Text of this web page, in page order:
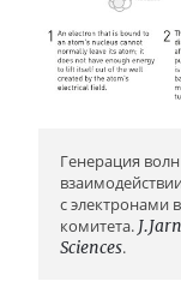
Генерация
с электронами
комитета.
Sciences.